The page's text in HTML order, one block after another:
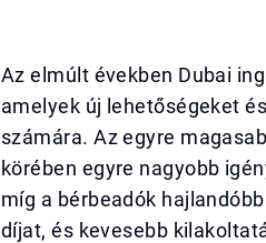
Az elmúlt években Dubai
amelyek új lehetőségeket
számára. Az egyre
körében egyre nagyobb
míg a bérbeadók
díjat, és kevesebb